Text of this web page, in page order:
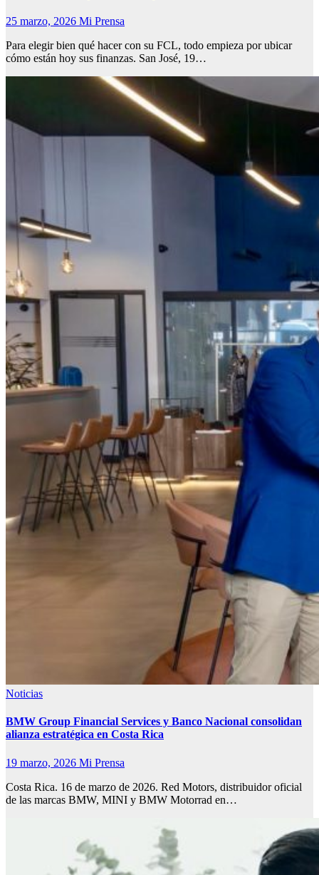
25 marzo, 2026 Mi Prensa
Para elegir bien qué hacer con su FCL, todo empieza por ubicar
cómo están hoy sus finanzas. San José, 19…
Noticias
BMW Group Financial Services y Banco Nacional consolidan
alianza estratégica en Costa Rica
19 marzo, 2026 Mi Prensa
Costa Rica. 16 de marzo de 2026. Red Motors, distribuidor oficial
de las marcas BMW, MINI y BMW Motorrad en…